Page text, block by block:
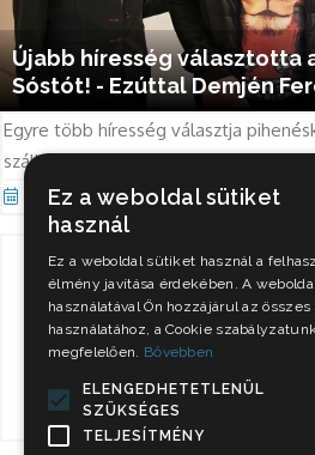
Újabb híresség választotta
Sóstót! - Ezúttal Demjén
Egyre több híresség választja
szállodát!
Okt 25, 2021
Keresés
Ez a weboldal sütiket
használ
Ez a weboldal sütiket használ a
élmény javítása érdekében. A
használatával Ön hozzájárul az összes
használatához, a Cookie
megfelelően. Bővebben
ELENGEDHETETLENÜL
SZÜKSÉGES
TELJESÍTMÉNY